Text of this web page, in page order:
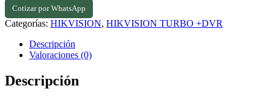
Cotizar por WhatsApp
Categorías: HIKVISION, HIKVISION TURBO +DVR
Descripción
Valoraciones (0)
Descripción